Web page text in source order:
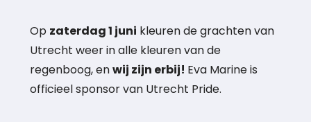
Op zaterdag 1 juni kleuren de grachten van
Utrecht weer in alle kleuren van de
regenboog, enwij zijn erbij! Eva Marine is
officieel sponsor van Utrecht Pride.